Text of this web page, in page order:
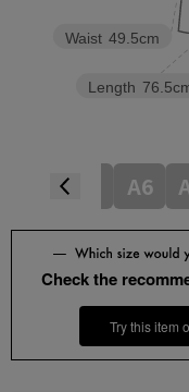
Length
Waist 49.5cm
A6
Check the
Try this item